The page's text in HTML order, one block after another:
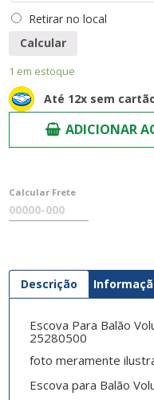
Retirar no local
Calcular
1 em estoque
Até 12x sem
ADICIONAR
Calcular Frete
Descrição
Escova Para Balão
25280500
foto meramente
Escova para Balão